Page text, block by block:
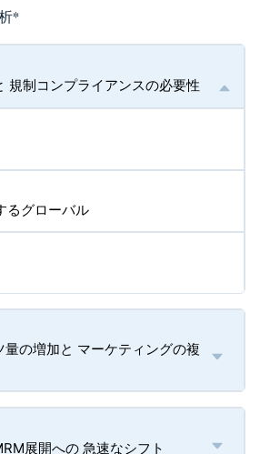
*
規制コンプライアンスの必要性
るグローバル
量の増加と マーケティングの複
展開への 急速なシフト